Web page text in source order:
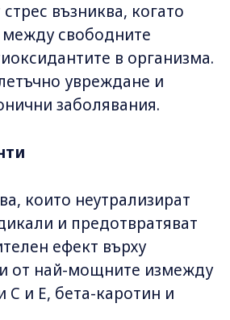
възниква, когато
свободните
в организма.
увреждане и
заболявания.
които неутрализират
и предотвратяват
ефект върху
от най-мощните измежду
C и E, бета-каротин и